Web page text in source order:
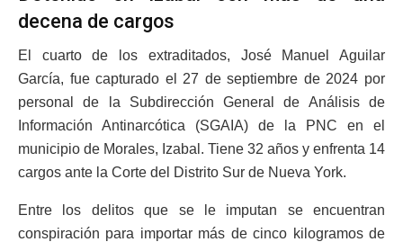
decena de cargos
El cuarto de los extraditados, José Manuel Aguilar
García, fue capturado el 27 de septiembre de 2024 por
personal de la Subdirección General de Análisis de
Información Antinarcótica (SGAIA) de la PNC en el
municipio de Morales, Izabal. Tiene 32 años y enfrenta 14
cargos ante la Corte del Distrito Sur de Nueva York.
Entre los delitos que se le imputan se encuentran
conspiración para importar más de cinco kilogramos de